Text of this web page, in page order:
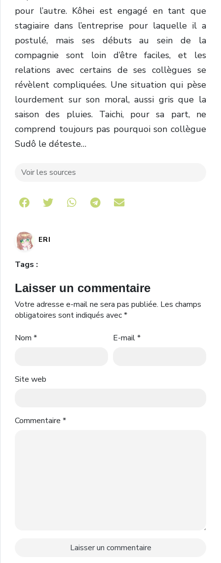
pour l’autre. Kôhei est engagé en tant que
stagiaire dans l’entreprise pour laquelle il a
postulé, mais ses débuts au sein de la
compagnie sont loin d’être faciles, et les
relations avec certains de ses collègues se
révèlent compliquées. Une situation qui pèse
lourdement sur son moral, aussi gris que la
saison des pluies. Taichi, pour sa part, ne
comprend toujours pas pourquoi son collègue
Sudô le déteste…
Voir les sources
Share on Telegram
ERI
Tags :
Laisser un commentaire
Votre adresse e-mail ne sera pas publiée. Les champs
obligatoires sont indiqués avec*
Nom * E-mail*
Site web
Commentaire *